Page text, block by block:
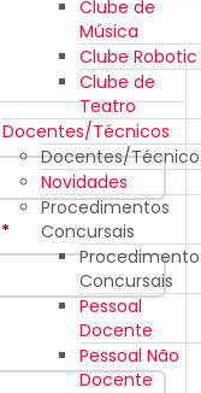
Clube de
Música
Clube Robotic
Clube de
Teatro
Docentes/Técnicos
Docentes/
Novidades
Procedimentos
Concursais
Concursais
Pessoal
Docente
Pessoal Não
Docente
*